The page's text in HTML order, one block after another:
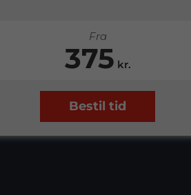
Fra
375 kr.
Bestil tid